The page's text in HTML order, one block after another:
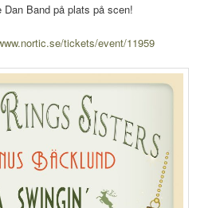
Band på plats på scen!
tickets/event/11959